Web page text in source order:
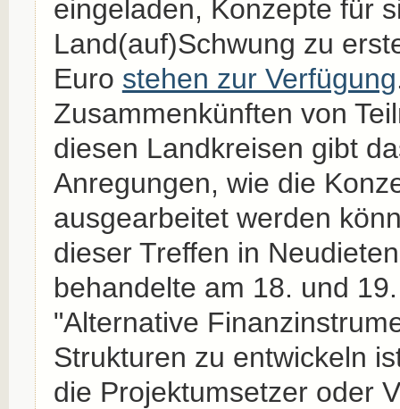
eingeladen, Konzepte für
Land(auf)Schwung zu
Euro stehen zur Verfügung
Zusammenkünften von
diesen Landkreisen gibt
Anregungen, wie die
ausgearbeitet werden
dieser Treffen in
behandelte am 18. und
"Alternative
Strukturen zu entwickeln
die Projektumsetzer oder